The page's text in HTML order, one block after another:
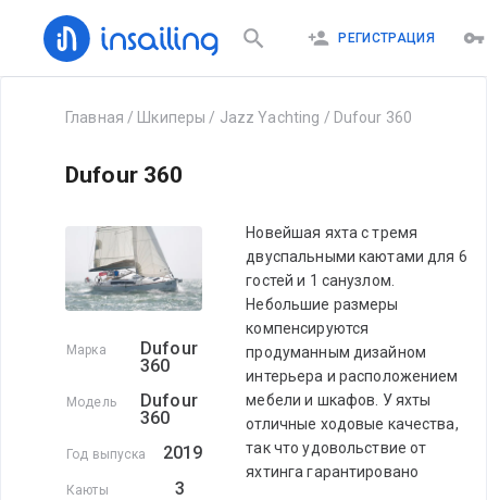
РЕГИСТРАЦИЯ
Главная / Шкиперы / Jazz Yachting / Dufour 360
Dufour 360
Марка
Dufour
360
Модель
Dufour
360
Год выпуска 2019
Каюты 3
Новейшая яхта с тремя
двуспальными каютами для 6
гостей и 1 санузлом.
Небольшие размеры
компенсируются
продуманным дизайном
интерьера и расположением
мебели и шкафов. У яхты
отличные ходовые качества,
так что удовольствие от
яхтинга гарантировано